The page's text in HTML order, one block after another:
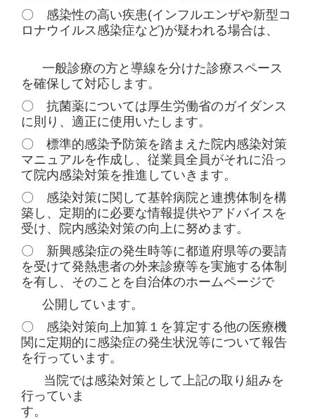
〇 感染性の高い疾患(インフルエンザや新型コ
ロナウイルス感染症など)が疑われる場合は、
一般診療の方と導線を分けた診療スペース
を確保して対応します。
〇 抗菌薬については厚生労働省のガイダンス
に則り、適正に使用いたします。
〇 標準的感染予防策を踏まえた院内感染対策
マニュアルを作成し、従業員全員がそれに沿っ
て院内感染対策を推進していきます。
〇 感染対策に関して基幹病院と連携体制を構
築し、定期的に必要な情報提供やアドバイスを
受け、院内感染対策の向上に努めます。
〇 新興感染症の発生時等に都道府県等の要請
を受けて発熱患者の外来診療等を実施する体制
を有し、そのことを自治体のホームページで
公開しています。
〇 感染対策向上加算１を算定する他の医療機
関に定期的に感染症の発生状況等について報告
を行っています。
当院では感染対策として上記の取り組みを
行っていま
す。